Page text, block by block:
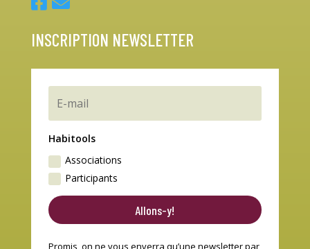
INSCRIPTION NEWSLETTER
Habitools
Associations
Participants
Allons-y!
Promis, on ne vous enverra qu’une newsletter par